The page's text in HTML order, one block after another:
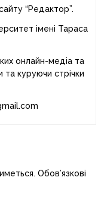
“Редактор”.
імені Тараса
онлайн-медіа та
та куруючи стрічки
Обов’язкові